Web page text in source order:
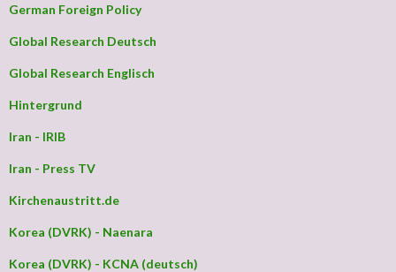
German Foreign Policy
Global Research Deutsch
Global Research Englisch
Hintergrund
Iran - IRIB
Iran - Press TV
Kirchenaustritt.de
Korea (DVRK) - Naenara
Korea (DVRK) - KCNA (deutsch)